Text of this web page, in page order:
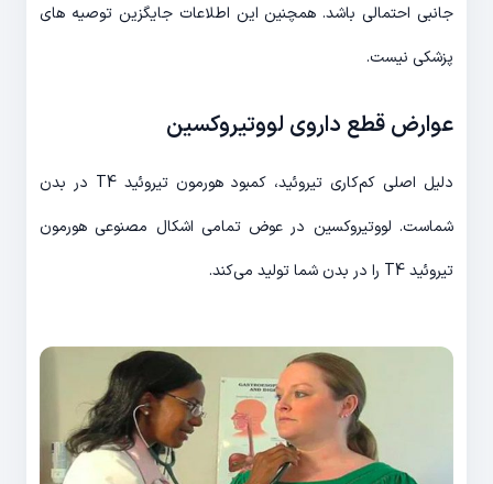
جانبی احتمالی باشد. همچنین این اطلاعات جایگزین توصیه های
پزشکی نیست.
عوارض قطع داروی لووتیروکسین
دلیل اصلی کم‌کاری تیروئید، کمبود هورمون تیروئید T4 در بدن
شماست. لووتیروکسین در عوض تمامی اشکال مصنوعی هورمون
تیروئید T4 را در بدن شما تولید می‌کند.